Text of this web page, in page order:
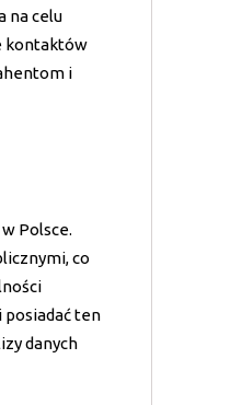
na celu
kontaktów
i
Polsce.
co
posiadać ten
danych